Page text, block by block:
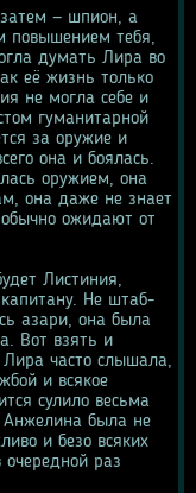
— шпион, а
повышением тебя,
думать Лира во
её жизнь только
не могла себе и
гуманитарной
за оружие и
она и боялась.
оружием, она
она даже не знает
обычно ожидают от
Листиния,
Не штаб-
азари, она была
Вот взять и
Лира часто слышала,
и всякое
сулило весьма
Анжелина была не
и безо всяких
раз